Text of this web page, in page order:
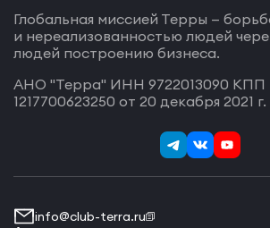
Глобальная миссией Терры —
и нереализованностью людей
людей построению бизнеса.
АНО "Терра" ИНН 9722013090 КПП
1217700623250 от 20 декабря 2021 г.
info@club-terra.ru